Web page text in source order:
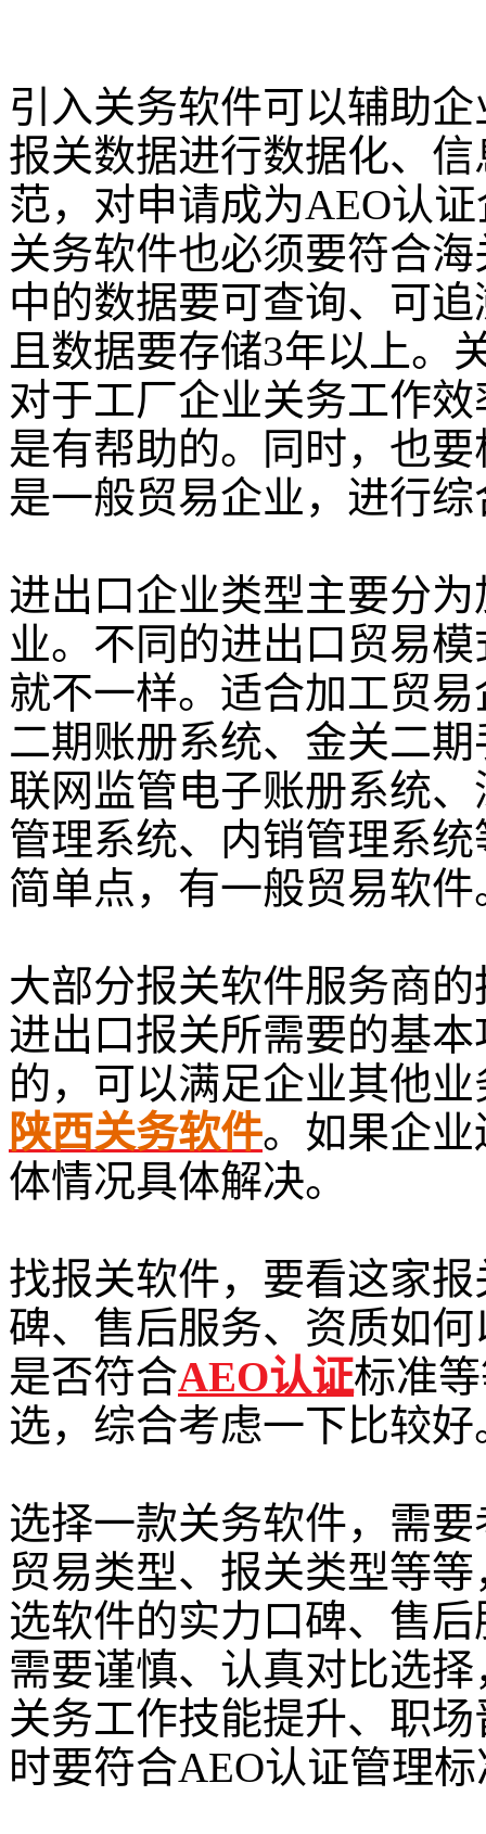
引入关务软件可以辅助
报关数据进行数据化、
范，对申请成为AEO认
关务软件也必须要符合
中的数据要可查询、可
且数据要存储3年以上。
对于工厂企业关务工作
是有帮助的。同时，也
是一般贸易企业，进行
进出口企业类型主要分
业。不同的进出口贸易
就不一样。适合加工贸
二期账册系统、金关二
联网监管电子账册系统
管理系统、内销管理系
简单点，有一般贸易软件
大部分报关软件服务商
进出口报关所需要的基
的，可以满足企业其他
陕西关务软件。如果企
体情况具体解决。
找报关软件，要看这家
碑、售后服务、资质如
是否符合AEO认证标准
选，综合考虑一下比较好
选择一款关务软件，需
贸易类型、报关类型等
选软件的实力口碑、售
需要谨慎、认真对比选
关务工作技能提升、职
时要符合AEO认证管理